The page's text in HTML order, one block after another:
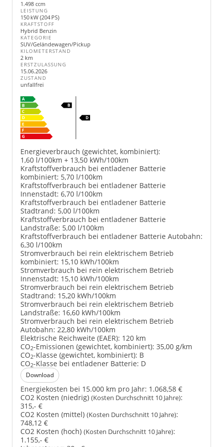
1.498 ccm
LEISTUNG
150 kW (204 PS)
KRAFTSTOFF
Hybrid Benzin
KATEGORIE
SUV/Geländewagen/Pickup
KILOMETERSTAND
2 km
ERSTZULASSUNG
15.06.2026
ZUSTAND
unfallfrei
Energieverbrauch (gewichtet, kombiniert):
1,60 l/100km + 13,50 kWh/100km
Kraftstoffverbrauch bei entladener Batterie
kombiniert: 5,70 l/100km
Kraftstoffverbrauch bei entladener Batterie
Innenstadt: 6,70 l/100km
Kraftstoffverbrauch bei entladener Batterie
Stadtrand: 5,00 l/100km
Kraftstoffverbrauch bei entladener Batterie
Landstraße: 5,00 l/100km
Kraftstoffverbrauch bei entladener Batterie Autobahn:
6,30 l/100km
Stromverbrauch bei rein elektrischem Betrieb
kombiniert: 15,10 kWh/100km
Stromverbrauch bei rein elektrischem Betrieb
Innenstadt: 15,10 kWh/100km
Stromverbrauch bei rein elektrischem Betrieb
Stadtrand: 15,20 kWh/100km
Stromverbrauch bei rein elektrischem Betrieb
Landstraße: 16,60 kWh/100km
Stromverbrauch bei rein elektrischem Betrieb
Autobahn: 22,80 kWh/100km
Elektrische Reichweite (EAER): 120 km
CO2-Emissionen (gewichtet, kombiniert): 35,00 g/km
CO2-Klasse (gewichtet, kombiniert): B
CO2-Klasse bei entladener Batterie: D
Download
Energiekosten bei 15.000 km pro Jahr: 1.068,58 €
CO2 Kosten (niedrig) (Kosten Durchschnitt 10 Jahre):
315,- €
CO2 Kosten (mittel) (Kosten Durchschnitt 10 Jahre):
748,12 €
CO2 Kosten (hoch) (Kosten Durchschnitt 10 Jahre):
1.155,- €